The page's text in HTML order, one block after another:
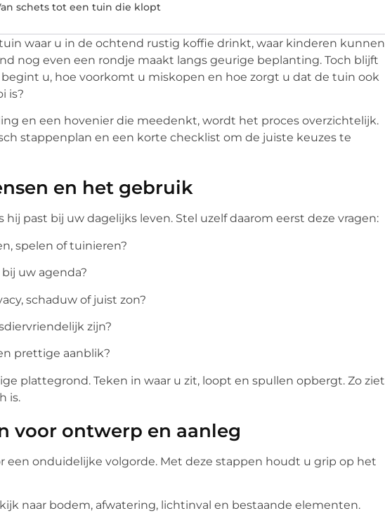
schets tot een tuin die klopt
waar u in de ochtend rustig koffie drinkt, waar kinderen kunnen
nog even een rondje maakt langs geurige beplanting. Toch blijft
begint u, hoe voorkomt u miskopen en hoe zorgt u dat de tuin ook
is?
en een hovenier die meedenkt, wordt het proces overzichtelijk.
stappenplan en een korte checklist om de juiste keuzes te
en het gebruik
hij past bij uw dagelijks leven. Stel uzelf daarom eerst deze vragen:
spelen of tuinieren?
uw agenda?
schaduw of juist zon?
zijn?
prettige aanblik?
plattegrond. Teken in waar u zit, loopt en spullen opbergt. Zo ziet
is.
voor ontwerp en aanleg
een onduidelijke volgorde. Met deze stappen houdt u grip op het
naar bodem, afwatering, lichtinval en bestaande elementen.